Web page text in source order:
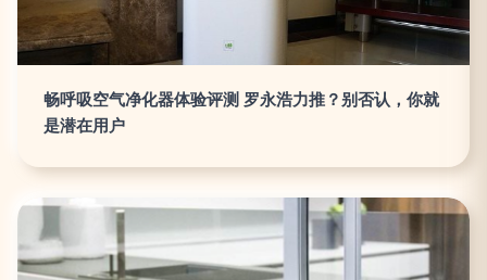
畅呼吸空气净化器体验评测 罗永浩力推？别否认，你就
是潜在用户